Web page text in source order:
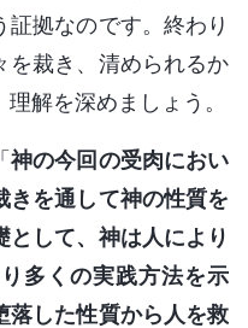
拠なのです。終わり
を裁き、清められるか
解を深めましょう。
神の今回の受肉におい
きを通して神の性質を
して、神は人により
多くの実践方法を示
落した性質から人を救